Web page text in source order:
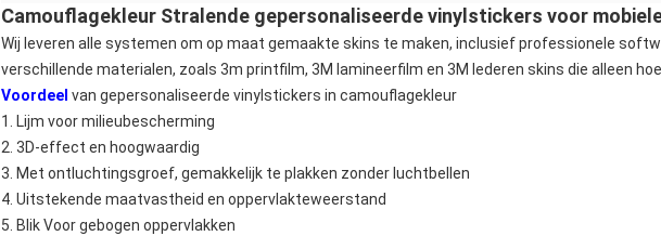
Camouflagekleur Stralende gepersonaliseerde vinylstickers voor
Wij leveren alle systemen om op maat gemaakte skins te maken, inclusief professionele
verschillende materialen, zoals 3m printfilm, 3M lamineerfilm en 3M lederen skins die alleen
Voordeel van gepersonaliseerde vinylstickers in camouflagekleur
1. Lijm voor milieubescherming
2. 3D-effect en hoogwaardig
3. Met ontluchtingsgroef, gemakkelijk te plakken zonder luchtbellen
4. Uitstekende maatvastheid en oppervlakteweerstand
5. Blik Voor gebogen oppervlakken